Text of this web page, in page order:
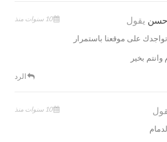
يقول 10 سنوات منذ
على موقعنا باستمرار
بخير
الرد
10 سنوات منذ